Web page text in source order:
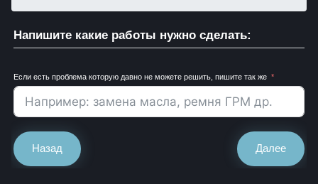
Напишите какие работы нужно сделать:
Если есть проблема которую давно не можете решить, пишите так же
Назад Далее